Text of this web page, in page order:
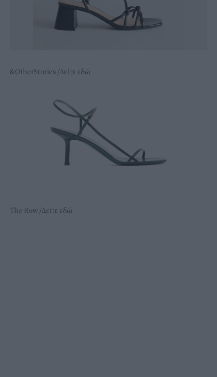
&OtherStories /Δείτε εδώ
The Row /Δείτε εδώ